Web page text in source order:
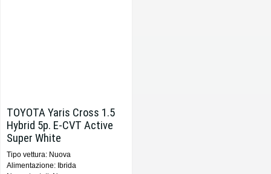
TOYOTA Yaris Cross 1.5
Hybrid 5p. E-CVT Active
Super White
Tipo vettura: Nuova
Alimentazione: Ibrida